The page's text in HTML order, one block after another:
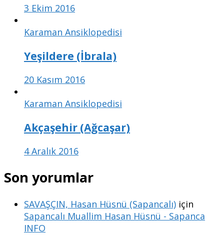
3 Ekim 2016
Karaman Ansiklopedisi
Yeşildere (İbrala)
20 Kasım 2016
Karaman Ansiklopedisi
Akçaşehir (Ağcaşar)
4 Aralık 2016
Son yorumlar
SAVAŞÇIN, Hasan Hüsnü (Sapancalı) için
Sapancalı Muallim Hasan Hüsnü - Sapanca
INFO